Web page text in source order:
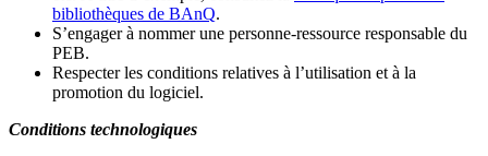
bibliothèques de BAnQ.
S’engager à nommer une personne-ressource responsable du
PEB.
Respecter les conditions relatives à l’utilisation et à la
promotion du logiciel.
Conditions technologiques